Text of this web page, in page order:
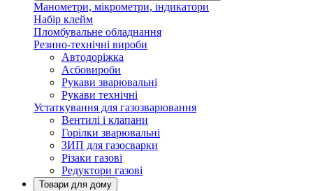
Манометри, мікрометри, індикатори
Набір клейм
Пломбувальне обладнання
Резино-технічні вироби
Автодоріжка
Асбовироби
Рукави зварювальні
Рукави технічні
Устаткування для газозварювання
Вентилі і клапани
Горілки зварювальні
ЗИП для газосварки
Різаки газові
Редуктори газові
Товари для дому